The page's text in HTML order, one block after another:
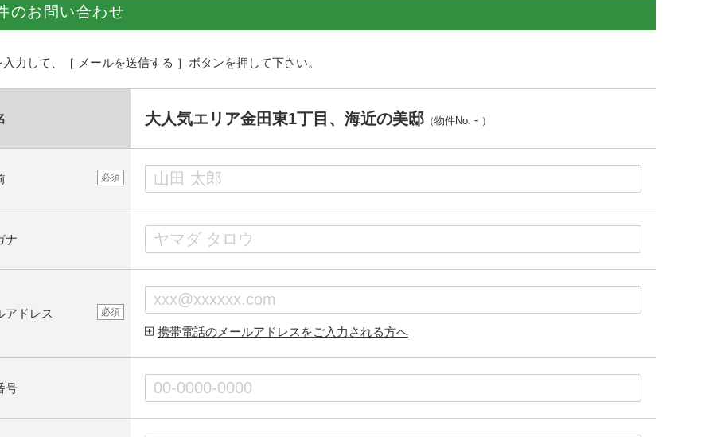
のお問い合わせ
力して、［ メールを送信する ］ボタンを押して下さい。
大人気エリア金田東1丁目、海近の美邸 （物件No. - ）
必須
ナ
アドレス 必須
携帯電話のメールアドレスをご入力される方へ
号